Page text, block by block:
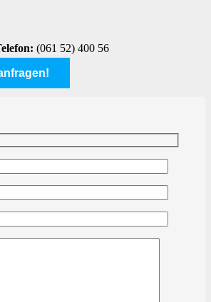
(061 52) 400 56